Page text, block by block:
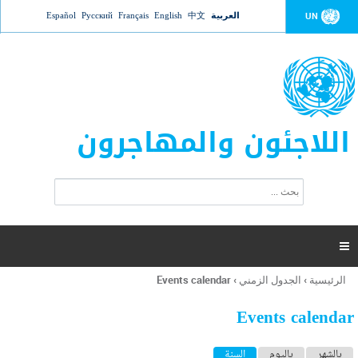
Jump to navigation UN العربية 中文
English
Français
Русский
Español
اللاجئون والمهاجرون
ت
ر
ل
ح
ب

أنت
هنا
الرئيسية › الجدول الزمني ›
Events calendar
Events calendar